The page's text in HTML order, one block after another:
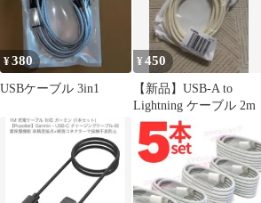
¥380
USBケーブル 3in1
¥450
【新品】USB-A to
Lightning ケーブル 2m